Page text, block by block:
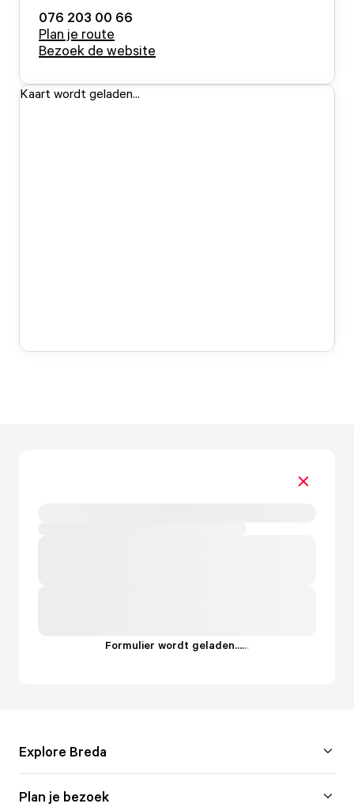
076 203 00 66
Plan je route
Bezoek de website
Kaart wordt geladen...
Formulier wordt geladen......
Explore Breda
Plan je bezoek